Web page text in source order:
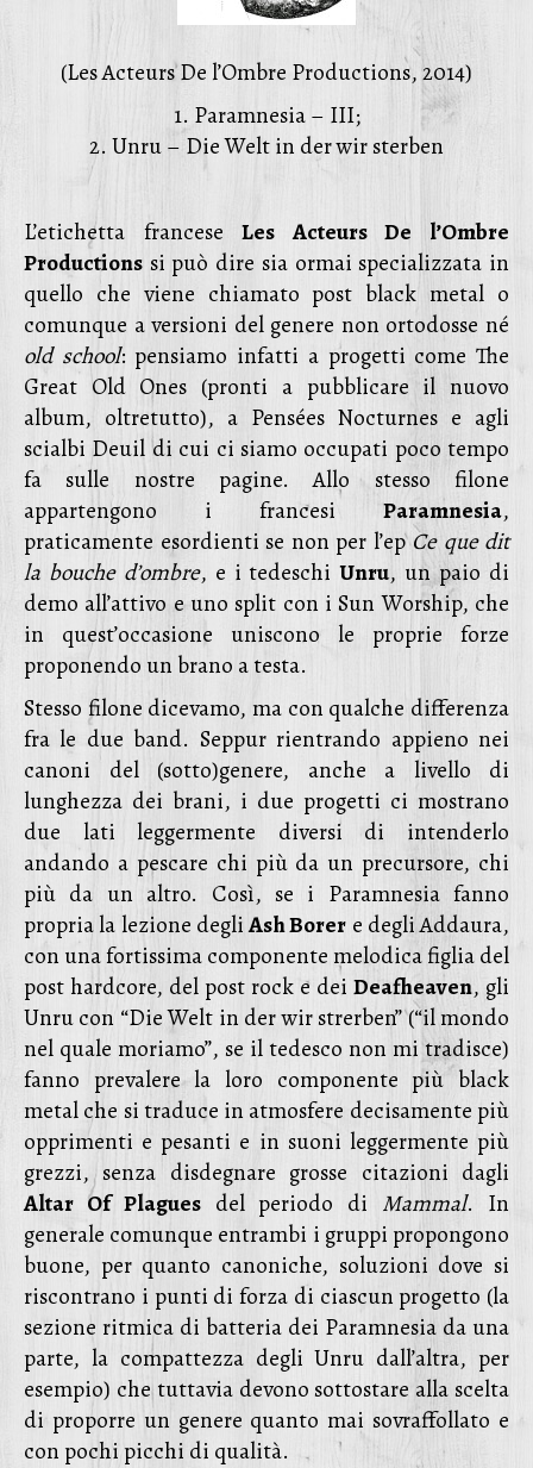
(Les Acteurs De l’Ombre Productions, 2014)
1. Paramnesia – III;
2. Unru – Die Welt in der wir sterben
L’etichetta franceseLes Acteurs De l’Ombre
Productions si può dire sia ormai specializzata in
quello che viene chiamato post black metal o
comunque a versioni del genere non ortodosse né
old school: pensiamo infatti a progetti come The
Great Old Ones (pronti a pubblicare il nuovo
album, oltretutto), a Pensées Nocturnes e agli
scialbi Deuil di cui ci siamo occupati poco tempo
fa sulle nostre pagine. Allo stesso filone
appartengono i francesi Paramnesia,
praticamente esordienti se non per l’epCe que dit
la bouche d’ombre, e i tedeschiUnru, un paio di
demo all’attivo e uno split con i Sun Worship, che
in quest’occasione uniscono le proprie forze
proponendo un brano a testa.
Stesso filone dicevamo, ma con qualche differenza
fra le due band. Seppur rientrando appieno nei
canoni del (sotto)genere, anche a livello di
lunghezza dei brani, i due progetti ci mostrano
due lati leggermente diversi di intenderlo
andando a pescare chi più da un precursore, chi
più da un altro. Così, se i Paramnesia fanno
propria la lezione degliAsh Borer e degli Addaura,
con una fortissima componente melodica figlia del
post hardcore, del post rock e dei Deafheaven, gli
Unru con “Die Welt in der wir strerben” (“il mondo
nel quale moriamo”, se il tedesco non mi tradisce)
fanno prevalere la loro componente più black
metal che si traduce in atmosfere decisamente più
opprimenti e pesanti e in suoni leggermente più
grezzi, senza disdegnare grosse citazioni dagli
Altar Of Plaguesdel periodo di Mammal. In
generale comunque entrambi i gruppi propongono
buone, per quanto canoniche, soluzioni dove si
riscontrano i punti di forza di ciascun progetto (la
sezione ritmica di batteria dei Paramnesia da una
parte, la compattezza degli Unru dall’altra, per
esempio) che tuttavia devono sottostare alla scelta
di proporre un genere quanto mai sovraffollato e
con pochi picchi di qualità.